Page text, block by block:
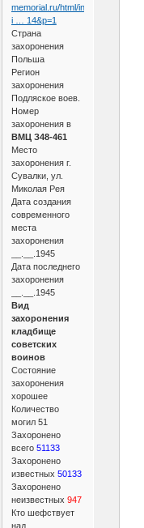
memorial.ru/html/info.htm?
i … 14&p=1
Страна
захоронения
Польша
Регион
захоронения
Подляское воев.
Номер
захоронения в
ВМЦ З48-461
Место
захоронения г.
Сувалки, ул.
Миколая Рея
Дата создания
современного
места
захоронения
__.__.1945
Дата последнего
захоронения
__.__.1945
Вид
захоронения
кладбище
советских
воинов
Состояние
захоронения
хорошее
Количество
могил 51
Захоронено
всего 51133
Захоронено
известных 50133
Захоронено
неизвестных 947
Кто шефствует
над